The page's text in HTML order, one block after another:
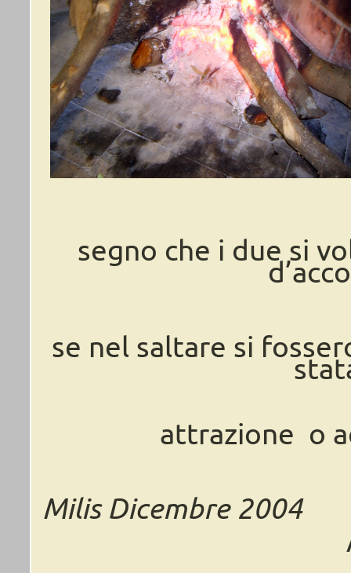
segno che i due si
se nel saltare si
attrazione o
Milis Dicembre 2004